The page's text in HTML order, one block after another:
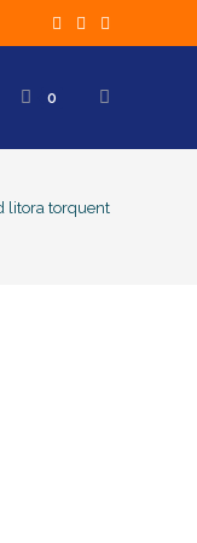
0
litora torquent